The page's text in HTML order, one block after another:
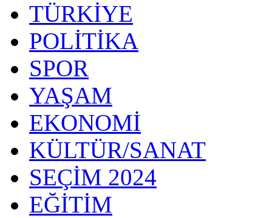
TÜRKİYE
POLİTİKA
SPOR
YAŞAM
EKONOMİ
KÜLTÜR/SANAT
SEÇİM 2024
EĞİTİM